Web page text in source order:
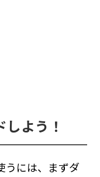
よう！
うには、まずダ